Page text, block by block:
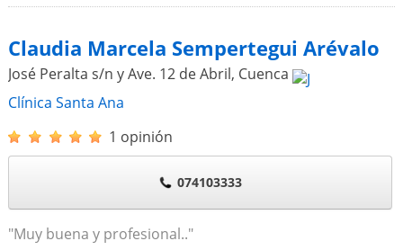
Claudia Marcela Sempertegui Arévalo
José Peralta s/n y Ave. 12 de Abril, Cuenca
Clínica Santa Ana
1 opinión
074103333
"Muy buena y profesional.."